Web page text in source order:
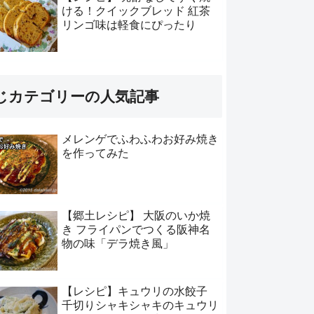
ける！クイックブレッド 紅茶
リンゴ味は軽食にぴったり
カテゴリーの人気記事
メレンゲでふわふわお好み焼き
を作ってみた
【郷土レシピ】 大阪のいか焼
き フライパンでつくる阪神名
物の味「デラ焼き風」
【レシピ】キュウリの水餃子
千切りシャキシャキのキュウリ